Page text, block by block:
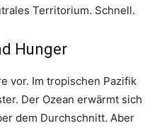
Territorium. Schnell.
Hunger
vor. Im tropischen Pazifik
Der Ozean erwärmt sich
dem Durchschnitt. Aber